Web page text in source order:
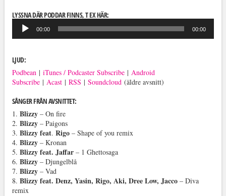
LYSSNA DÄR PODDAR FINNS, T EX HÄR:
Ljudspelare
00:00 00:00
LJUD:
Podbean| iTunes / Podcaster Subscribe| Android
Subscribe| Acast| RSS | Soundcloud(äldre avsnitt)
SÅNGER FRÅN AVSNITTET:
1. Blizzy– On fire
2. Blizzy– Paigons
3. Blizzyfeat. Rigo– Shape of you remix
4. Blizzy– Kronan
5. Blizzyfeat. Jaffar– 1 Ghettosaga
6. Blizzy– Djungelblå
7. Blizzy– Vad
8. Blizzy feat. Denz, Yasin, Rigo, Aki, Dree Low, Jacco– Diva
remix